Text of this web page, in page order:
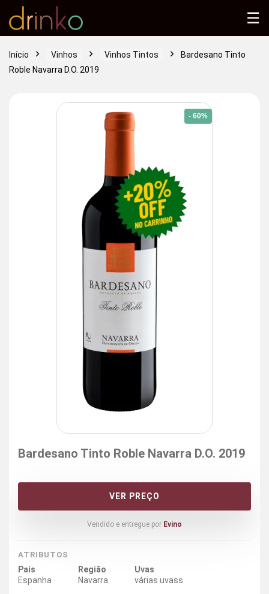
Início Vinhos Vinhos Tintos
Bardesano Tinto
Roble Navarra D.O. 2019
- 60%
Bardesano Tinto Roble Navarra D.O. 2019
VER PREÇO
Vendido e entregue por Evino
ATRIBUTOS
País
Espanha
Região
Navarra
Uvas
várias uvass
☰